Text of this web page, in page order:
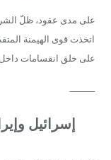
على مدى عقود، ظلّ
اتخذت قوى الهيمنة
على خلق انقسامات داخل
⸻
إسرائيل